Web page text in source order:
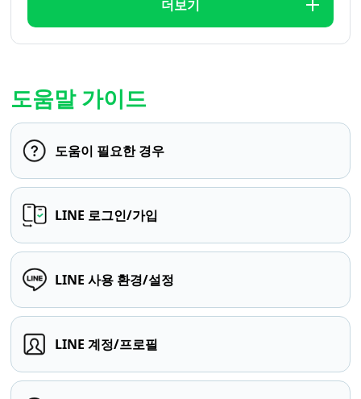
더보기
도움말 가이드
도움이 필요한 경우
LINE 로그인/가입
LINE 사용 환경/설정
LINE 계정/프로필